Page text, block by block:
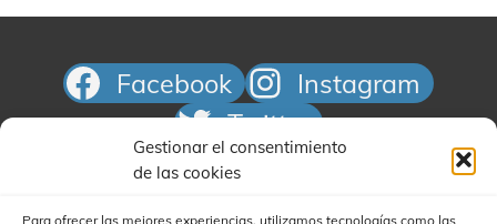
Gestionar el consentimiento
de las cookies
Para ofrecer las mejores experiencias, utilizamos tecnologías como las
Facebook
Instagram
Twitter
Correo electrónico